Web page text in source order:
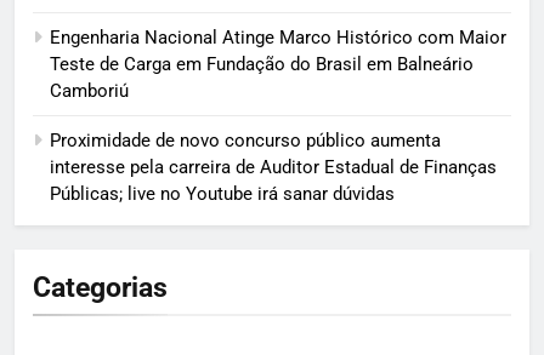
Engenharia Nacional Atinge Marco Histórico com Maior
Teste de Carga em Fundação do Brasil em Balneário
Camboriú
Proximidade de novo concurso público aumenta
interesse pela carreira de Auditor Estadual de Finanças
Públicas; live no Youtube irá sanar dúvidas
Categorias